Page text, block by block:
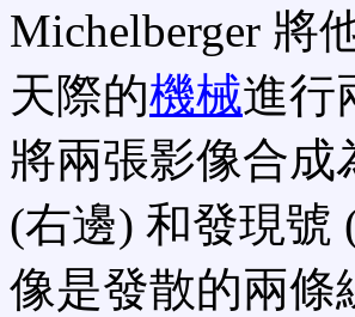
Michelberger 將
天際的機械進行
將兩張影像合成
(右邊) 和發現號
像是發散的兩條